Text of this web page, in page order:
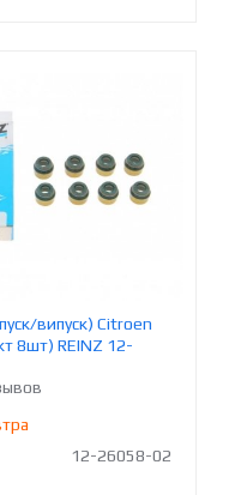
випуск) Citroen
8шт) REINZ 12-
12-26058-02